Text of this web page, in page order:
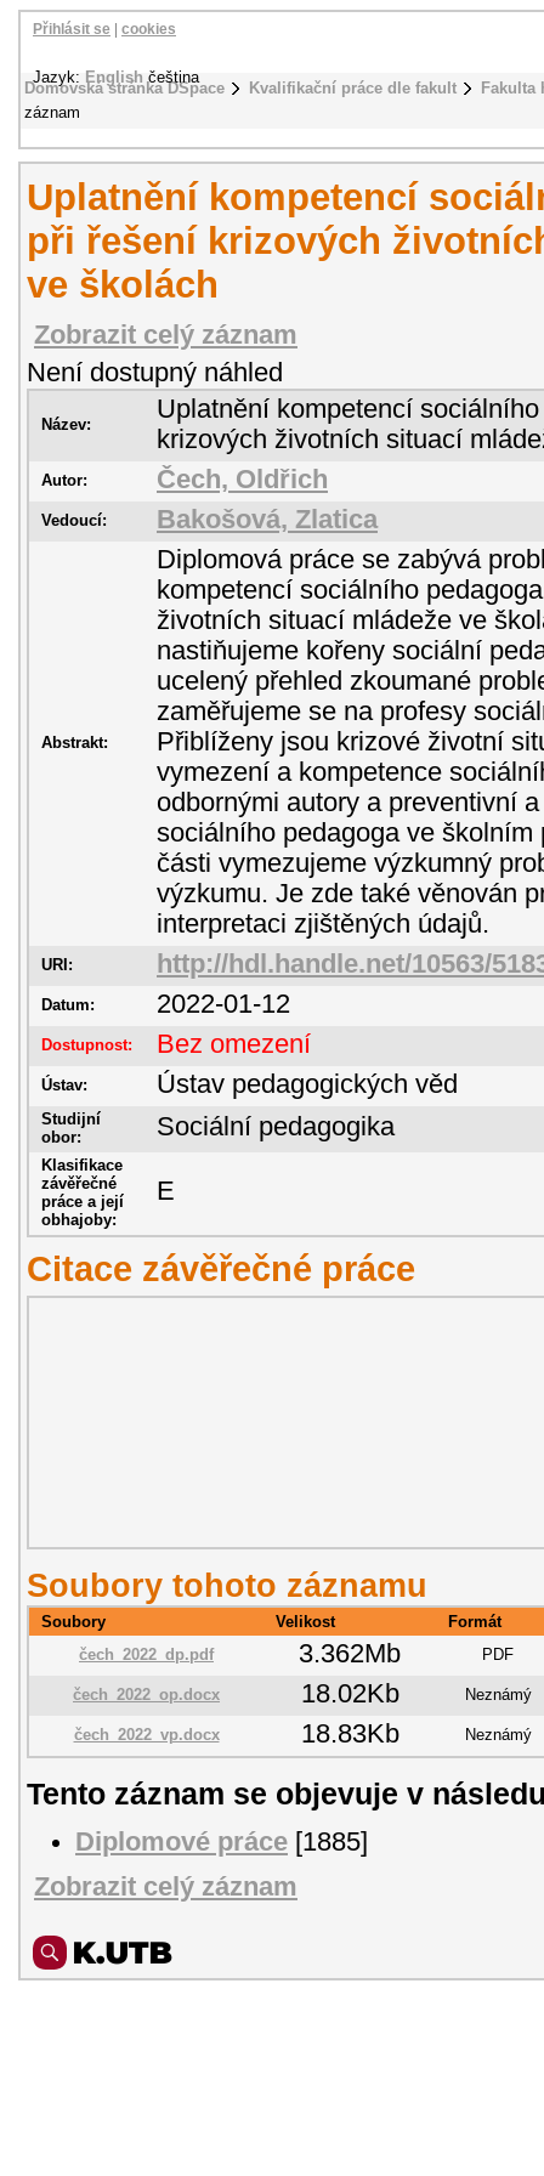
Domovská stránka DSpace Kvalifikační práce dle fakult
záznam
Přihlásit se cookies
Jazyk: English čeština
Uplatnění kompetencí
při řešení krizových
ve školách
Zobrazit celý záznam
Není dostupný náhled
Název:
Uplatnění kompetencí
krizových životních situací
Autor: Čech, Oldřich
Vedoucí: Bakošová, Zlatica
Abstrakt:
Diplomová práce se zabývá
kompetencí sociálního
životních situací mládeže ve
nastiňujeme kořeny sociální
ucelený přehled zkoumané
zaměřujeme se na profesy
Přiblíženy jsou krizové životní
vymezení a kompetence
odbornými autory a preventivní
sociálního pedagoga ve školním
části vymezujeme výzkumný
výzkumu. Je zde také věnován
interpretaci zjištěných údajů.
URI: http://hdl.handle.net/10563/
Datum: 2022-01-12
Dostupnost: Bez omezení
Ústav: Ústav pedagogických věd
Studijní
obor:
Sociální pedagogika
Klasifikace
závěřečné
práce a její
obhajoby:
E
Citace závěřečné práce
Soubory tohoto záznamu
Soubory Velikost
Formát
čech_2022_dp.pdf
3.362Mb PDF
čech_2022_op.docx 18.02Kb Neznámý
čech_2022_vp.docx 18.83Kb Neznámý
Tento záznam se objevuje v
Diplomové práce [1885]
Zobrazit celý záznam